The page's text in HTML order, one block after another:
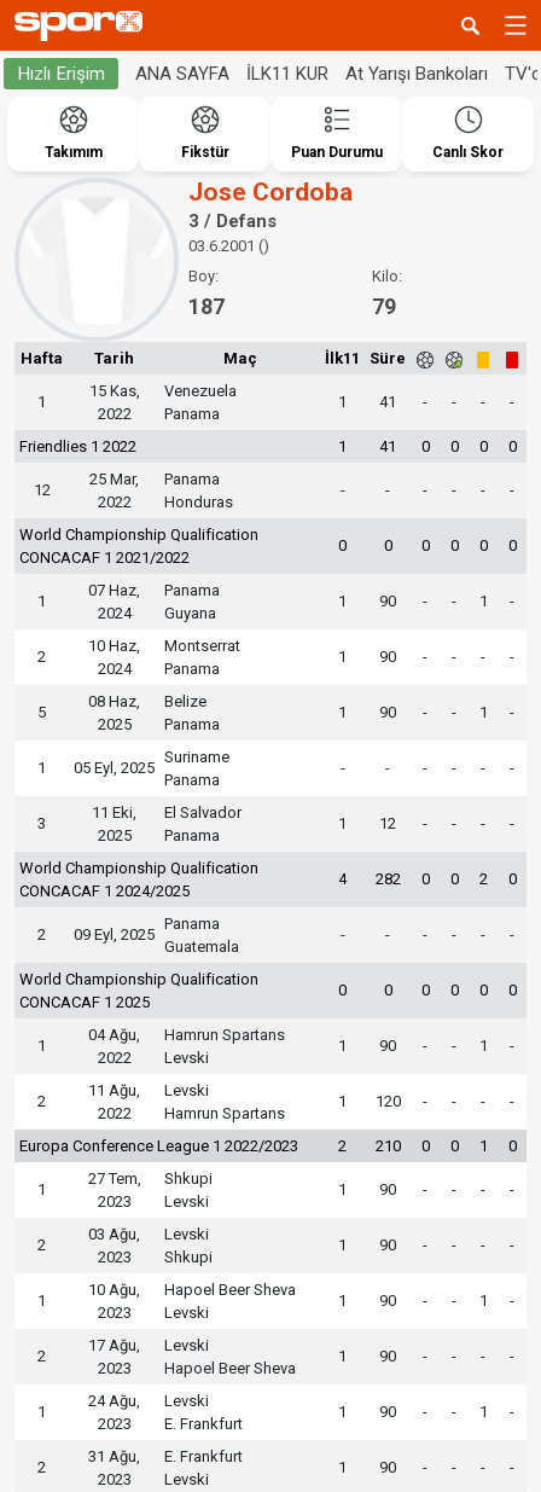
Hızlı Erişim ANA SAYFA İLK11 KUR At Yarışı Bankoları
Takımım Fikstür Puan Durumu Canlı Skor
Jose Cordoba
3 / Defans
03.6.2001 ()
Boy:
187
Kilo:
79
Hafta Tarih Maç İlk11 Süre
1
15 Kas,
2022
Venezuela
Panama
1 41 - - - -
Friendlies 1 2022 1 41 0 0 0 0
12
25 Mar,
2022
Panama
Honduras
- - - - - -
World Championship Qualification
CONCACAF 1 2021/2022
0 0 0 0 0 0
1
07 Haz,
2024
Panama
Guyana
1 90 - - 1 -
2
10 Haz,
2024
Montserrat
Panama
1 90 - - - -
5
08 Haz,
2025
Belize
Panama
1 90 - - 1 -
1 05 Eyl, 2025
Suriname
Panama
- - - - - -
3
11 Eki,
2025
El Salvador
Panama
1 12 - - - -
World Championship Qualification
CONCACAF 1 2024/2025
4 282 0 0 2 0
2 09 Eyl, 2025
Panama
Guatemala
- - - - - -
World Championship Qualification
CONCACAF 1 2025
0 0 0 0 0 0
1
04 Ağu,
2022
Hamrun Spartans
Levski
1 90 - - 1 -
2
11 Ağu,
2022
Levski
Hamrun Spartans
1 120 - - - -
Europa Conference League 1 2022/2023 2 210 0 0 1 0
1
27 Tem,
2023
Shkupi
Levski
1 90 - - - -
2
03 Ağu,
2023
Levski
Shkupi
1 90 - - - -
1
10 Ağu,
2023
Hapoel Beer Sheva
Levski
1 90 - - 1 -
2
17 Ağu,
2023
Levski
Hapoel Beer Sheva
1 90 - - - -
1
24 Ağu,
2023
Levski
E. Frankfurt
1 90 - - 1 -
2
31 Ağu,
2023
E. Frankfurt
Levski
1 90 - - - -